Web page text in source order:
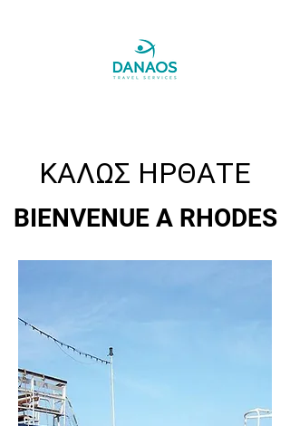
ΚΑΛΩΣ ΗΡΘΑΤΕ
BIENVENUE A RHODES